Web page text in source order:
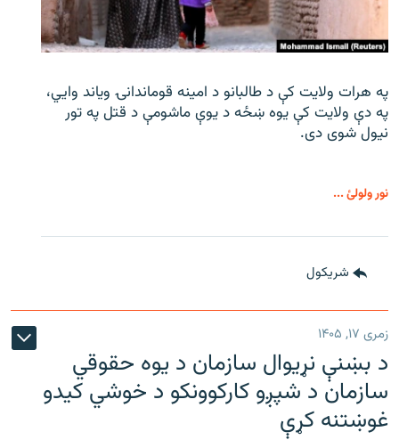
په هرات ولایت کې د طالبانو د امینه قوماندانۍ ویاند وايي،
په دې ولایت کې یوه ښځه د یوې ماشومې د قتل په تور
نیول شوی دی.
نور ولولئ ...
شريکول
زمری ۱۷, ۱۴۰۵
د بښنې نړیوال سازمان د یوه حقوقي
سازمان د شپږو کارکوونکو د خوشي کیدو
غوښتنه کړې